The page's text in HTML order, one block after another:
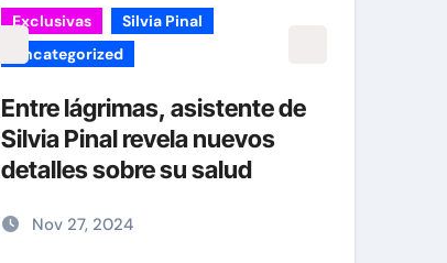
Exclusivas
Silvia Pinal
Uncategorized
Entre lágrimas, asistente de
Silvia Pinal revela nuevos
detalles sobre su salud
Nov 27, 2024